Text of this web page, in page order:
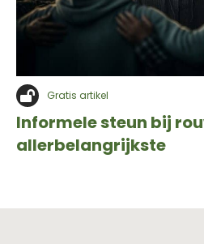
Gratis artikel
Informele steun bij
allerbelangrijkste